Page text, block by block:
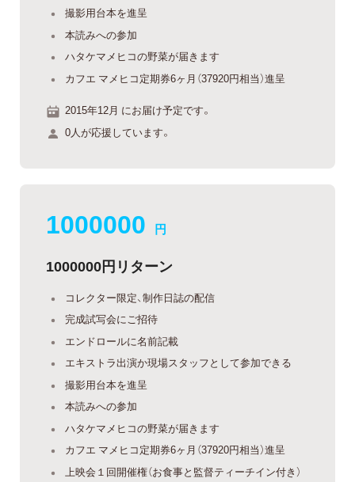
撮影用台本を進呈
本読みへの参加
ハタケマメヒコの野菜が届きます
カフエ マメヒコ定期券6ヶ月（37920円相当）進呈
2015年12月 にお届け予定です。
0人が応援しています。
1000000 円
1000000円リターン
コレクター限定、制作日誌の配信
完成試写会にご招待
エンドロールに名前記載
エキストラ出演か現場スタッフとして参加できる
撮影用台本を進呈
本読みへの参加
ハタケマメヒコの野菜が届きます
カフエ マメヒコ定期券6ヶ月（37920円相当）進呈
上映会１回開催権（お食事と監督ティーチイン付き）